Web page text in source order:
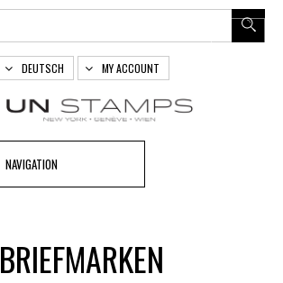
DEUTSCH MY ACCOUNT
NAVIGATION
BRIEFMARKEN